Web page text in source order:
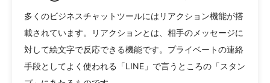
多くのビジネスチャットツールにはリアクション機能が搭
載されています。リアクションとは、相手のメッセージに
対して絵文字で反応できる機能です。プライベートの連絡
手段としてよく使われる「LINE」で言うところの「スタン